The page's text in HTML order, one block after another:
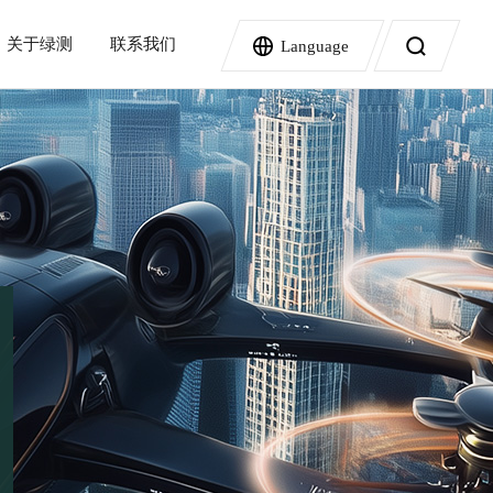
关于绿测 联系我们 Language
高速数据记录仪
DL950示波记录仪
SL2000 高速数据采集系统
SL1000高速数据采集仪
GM10数据采集系统
密封检测仪
AX8500系列高精度差压检漏仪
AI数据中心 电池
服务依据及节点
标准版服务内容
尊享版服务内容
南 产品视频